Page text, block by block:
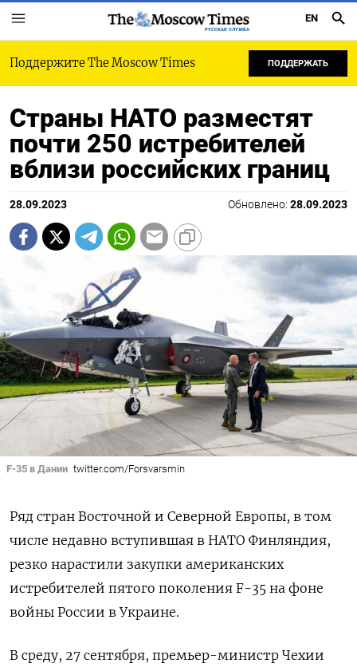
РУССКАЯ СЛУЖБА
EN
Поддержите The Moscow Times ПОДДЕРЖАТЬ
Страны НАТО разместят
почти 250 истребителей
вблизи российских границ
28.09.2023 Обновлено: 28.09.2023
F-35 в Дании twitter.com/Forsvarsmin
Ряд стран Восточной и Северной Европы, в том
числе недавно вступившая в НАТО Финляндия,
резко нарастили закупки американских
истребителей пятого поколения F-35 на фоне
войны России в Украине.
В среду, 27 сентября, премьер-министр Чехии